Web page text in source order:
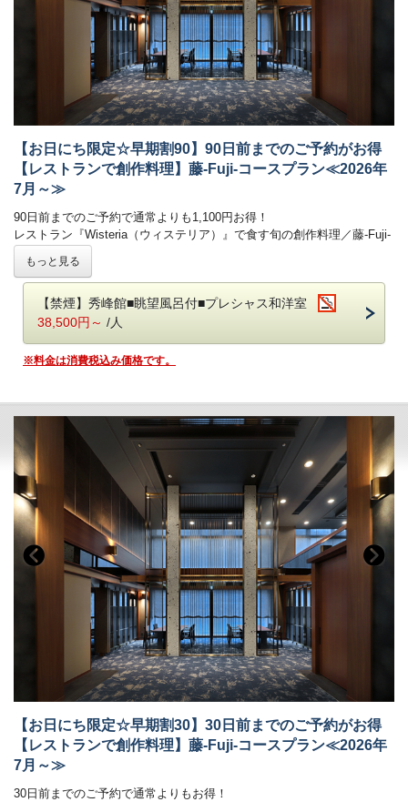
ご好評をいただいております。
鬼怒川温泉で最も高い場所に位置する空中庭園露天風呂からは時刻にて
刻々と表情を変える景色をごゆっくりとお楽しみください。
・大浴場は秀峰館 八番館それぞれにございます。
・振れば願いが叶う打ち出の小槌をテーマにした4種の貸切風呂がござ
います。（有料）
■客室
詳しくはお部屋詳細をご確認ください。
夕食ブッフェでは和洋中100種のメニュー（100品）をご用意しており
ます。
オープンキッチンでは揚げたての天ぷらや焼きたてのステーキ、
オーダー式のパスタなどがご好評いただいております。
新鮮野菜が並ぶサラダコーナーやショーケースの中で輝く前菜、
目にも美しいデザートコーナーは女性のお客様に大好評です。
朝食ブッフェは和洋60種。ごはん・パンどちらもご用意しております。
焼き立てのフレンチトースト、お好みの具材を選べるトッピングオムレ
ツが人気。
オリジナルの「あさや特製和牛カレー」も。
ご夕食時間は、当日チェックイン時にご案内いたします。
早いお時間帯が満席となり次第、遅いお時間でのご案内となります。
※お食事時間は90分目安でお願いしております。
ご朝食時間は、7時から9時の間でご利用いただけます。
［お子様連れのご家族も安心ポイント］
(1)館内にはキッズルームも
楽しい遊具がいっぱい！ガラス張りなのでご家族も安心。
(2)お子様用備品も充実
ブッフェレストランではお子様用食器やイスもご用意しております！
■温泉
自家源泉「子宝の湯」は、体の芯から温まる効能があり、
ご好評をいただいております。
鬼怒川温泉で最も高い場所に位置する空中庭園露天風呂からは時刻にて
刻々と表情を変える景色をごゆっくりとお楽しみください。
・大浴場は秀峰館 八番館それぞれにございます。
・振れば願いが叶う打ち出の小槌をテーマにした4種の貸切風呂がござ
います。（有料）
■客室
詳しくはお部屋詳細をご確認ください。
【お日にち限定☆早期割90】90日前までのご予約がお得
【レストランで創作料理】藤-Fuji-コースプラン≪2026年
7月～≫
90日前までのご予約で通常よりも1,100円お得！
レストラン『Wisteria（ウィステリア）』で食す旬の創作料理／藤-Fuji-
-------------------------------------------------------
半個室レストラン『Wisteria（ウィステリア）』でこだわりの創作料理
をご堪能いただけます。
鬼怒川温泉【あさや】
＊創作料理（藤-Fuji-コース）＊
イキング）
レストランの営業時間は18：00～21:00（予定）です。
お食事時間は当日チェックインの際にご案内いたします。
ご夕食会場はレストランです。
気軽なイス・テーブル席の堅苦しくないリラックスした雰囲気の中、旬
の創作料理をお楽しみいただけます。
※Wisteriaでのお食事は1組につき4名様までとなります。
※仕入状況により、お料理の内容が変更になる場合がございます。
※画像はイメージです。お料理内容は季節ごとに異なります。
朝食ブッフェでは和洋60種！ごはん・パン、どちらもご用意しておりま
お好みの具を選べるトッピングオムレツも人気☆
自家源泉「子宝の湯」は、体の芯から温まる効能があり、
ご好評をいただいております。
鬼怒川温泉で最も高い場所に位置する13階空中庭園露天風呂｢昇龍の湯｣
からは時刻にて刻々と表情を変える景色をごゆっくりとお楽しみくださ
い！
・大浴場は秀峰館 八番館それぞれにございます。
・振れば願いが叶う打ち出の小槌をテーマにした4種の貸切風呂がござ
います。（有料）
もっと見る
【禁煙】秀峰館■眺望風呂付■プレシャス和洋室
38,500円～ /人
※料金は消費税込み価格です。
【お日にち限定☆早期割30】30日前までのご予約がお得
【レストランで創作料理】藤-Fuji-コースプラン≪2026年
7月～≫
30日前までのご予約で通常よりもお得！